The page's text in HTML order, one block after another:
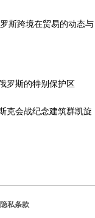
斯跨境在贸易的动态与
罗斯的特别保护区
克会战纪念建筑群凯旋
隐私条款